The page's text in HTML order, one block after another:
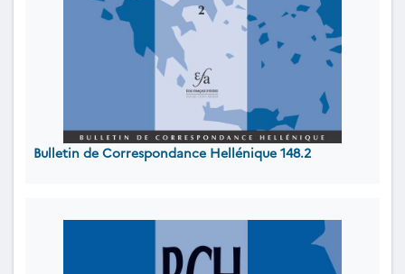
Bulletin de Correspondance Hellénique 148.2